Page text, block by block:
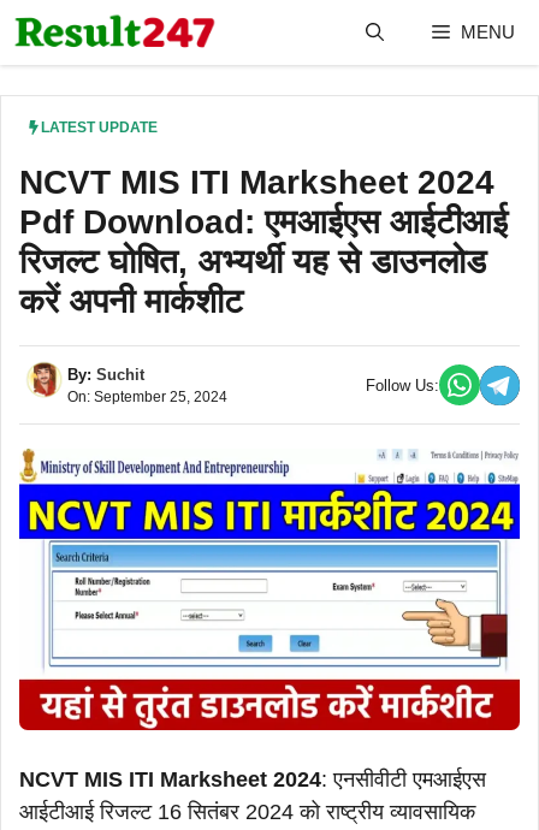
Skip
to
MENU
LATEST UPDATE
NCVT MIS ITI Marksheet 2024
Pdf Download: एमआईएस आईटीआई
रिजल्ट घोषित, अभ्यर्थी यह से डाउनलोड
करें अपनी मार्कशीट
By: Suchit
On: September 25, 2024
Follow Us:
NCVT MIS ITI Marksheet 2024: एनसीवीटी एमआईएस
आईटीआई रिजल्ट 16 सितंबर 2024 को राष्ट्रीय व्यावसायिक